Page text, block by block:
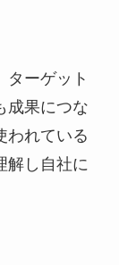
ターゲット
成果につな
われている
解し自社に